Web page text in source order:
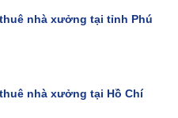
nhà xưởng tại tỉnh Phú
nhà xưởng tại Hồ Chí